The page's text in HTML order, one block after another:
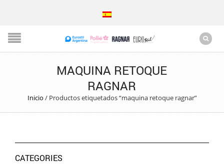
MAQUINA RETOQUE
RAGNAR
Inicio/ Productos etiquetados “maquina retoque ragnar”
CATEGORIES